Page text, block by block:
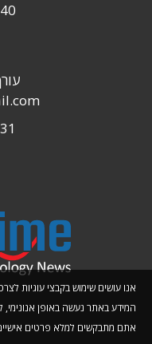
אנו עושים שימוש בקבצי עוגיות
המידע באתר נעשה באופן
אתם מתבקשים למלא פרטים אישיים.